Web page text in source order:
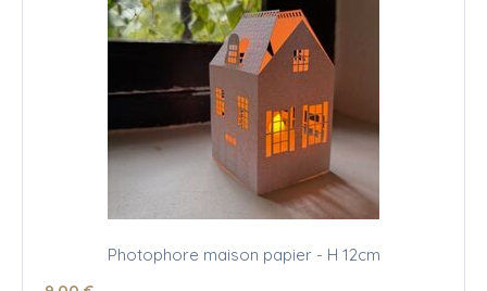
Photophore maison papier - H 12cm